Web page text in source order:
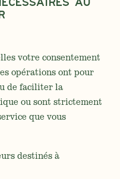
au
votre consentement
opérations ont pour
de faciliter la
ou sont strictement
que vous
destinés à